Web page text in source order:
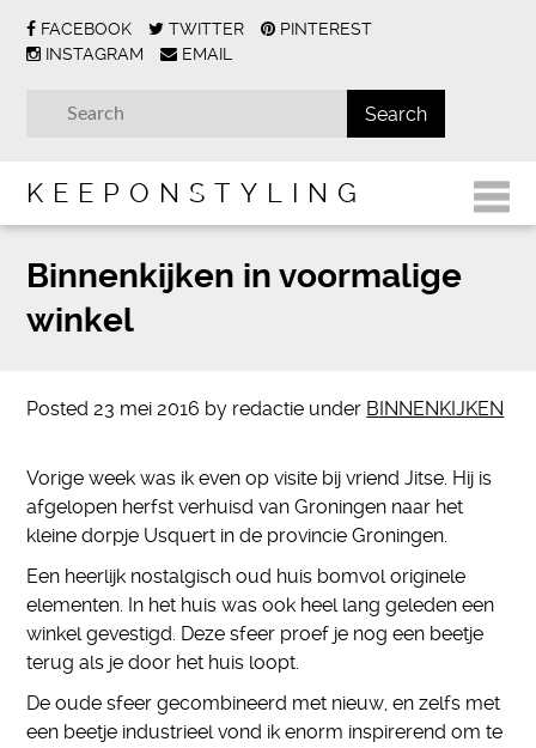
FACEBOOK TWITTER
PINTEREST
INSTAGRAM
EMAIL
KEEPONSTYLING
Binnenkijken in voormalige
winkel
Posted23 mei 2016 by redactie under BINNENKIJKEN
Vorige week was ik even op visite bij vriend Jitse. Hij is
afgelopen herfst verhuisd van Groningen naar het
kleine dorpje Usquert in de provincie Groningen.
Een heerlijk nostalgisch oud huis bomvol originele
elementen. In het huis was ook heel lang geleden een
winkel gevestigd. Deze sfeer proef je nog een beetje
terug als je door het huis loopt.
De oude sfeer gecombineerd met nieuw, en zelfs met
een beetje industrieel vond ik enorm inspirerend om te